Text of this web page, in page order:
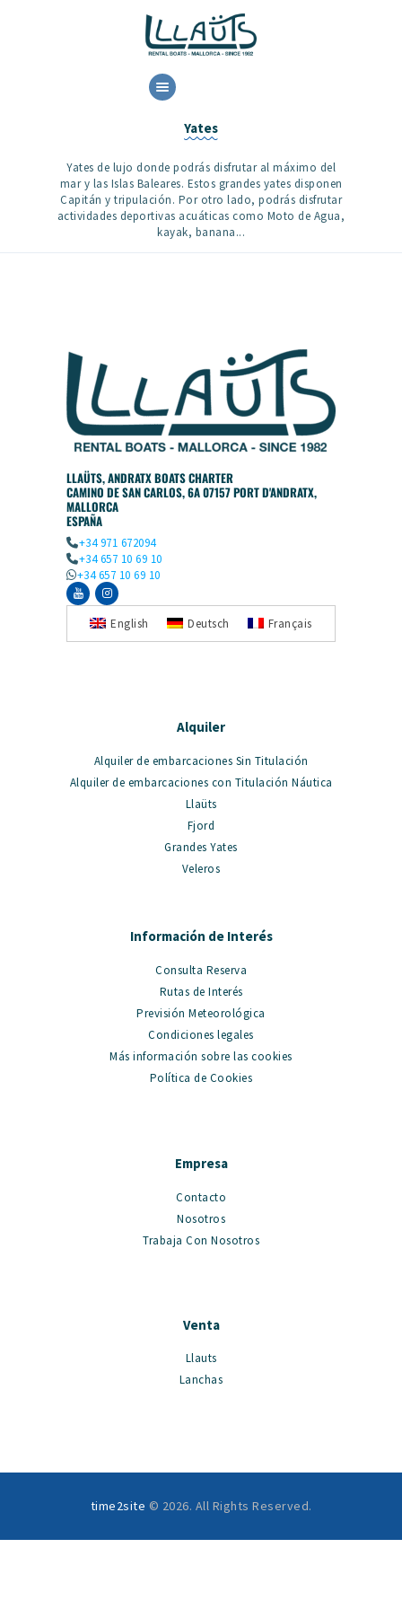
DISPONIBILIDAD
CONTACTO
Yates
Yates de lujo donde podrás disfrutar al máximo del
mar y las Islas Baleares. Estos grandes yates disponen
Capitán y tripulación. Por otro lado, podrás disfrutar
actividades deportivas acuáticas como Moto de Agua,
kayak, banana...
LLAÜTS, ANDRATX BOATS CHARTER
CAMINO DE SAN CARLOS, 6A 07157 PORT D'ANDRATX,
MALLORCA
ESPAÑA
+34 971 672094
+34 657 10 69 10
+34 657 10 69 10
English Deutsch Français
Alquiler
Alquiler de embarcaciones Sin Titulación
Alquiler de embarcaciones con Titulación Náutica
Llaüts
Fjord
Grandes Yates
Veleros
Información de Interés
Consulta Reserva
Rutas de Interés
Previsión Meteorológica
Condiciones legales
Más información sobre las cookies
Política de Cookies
Empresa
Contacto
Nosotros
Trabaja Con Nosotros
Venta
Llauts
Lanchas
time2site © 2026. All Rights Reserved.